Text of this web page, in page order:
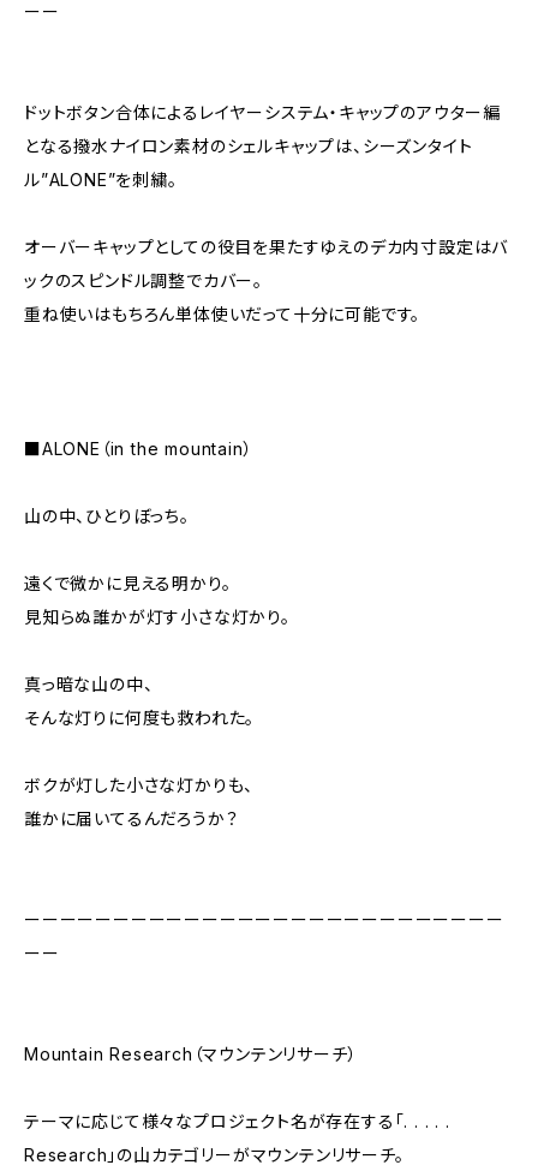
ーー
ドットボタン合体によるレイヤーシステム・キャップのアウター編
となる撥水ナイロン素材のシェルキャップは、シーズンタイト
ル”ALONE”を刺繍。
オーバーキャップとしての役目を果たすゆえのデカ内寸設定はバ
ックのスピンドル調整でカバー。
重ね使いはもちろん単体使いだって十分に可能です。
■ALONE（in the mountain）
山の中、ひとりぼっち。
遠くで微かに見える明かり。
見知らぬ誰かが灯す小さな灯かり。
真っ暗な山の中、
そんな灯りに何度も救われた。
ボクが灯した小さな灯かりも、
誰かに届いてるんだろうか？
ーーーーーーーーーーーーーーーーーーーーーーーーーーー
ーー
Mountain Research（マウンテンリサーチ）
テーマに応じて様々なプロジェクト名が存在する「. . . . .
Research」の山カテゴリーがマウンテンリサーチ。